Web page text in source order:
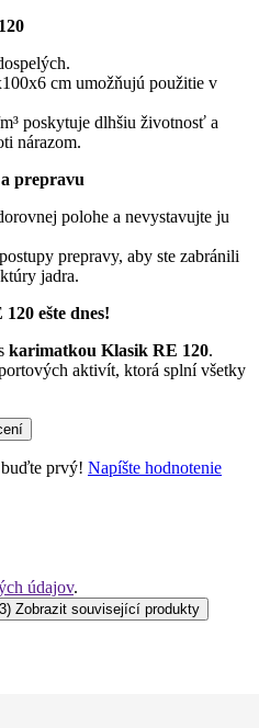
cm umožňujú použitie v
poskytuje dlhšiu životnosť a
nárazom.
prepravu
polohe a nevystavujte ju
prepravy, aby ste zabránili
jadra.
ešte dnes!
karimatkou Klasik RE 120.
aktivít, ktorá splní všetky
prvý! Napíšte hodnotenie
údajov.
Zobrazit související produkty